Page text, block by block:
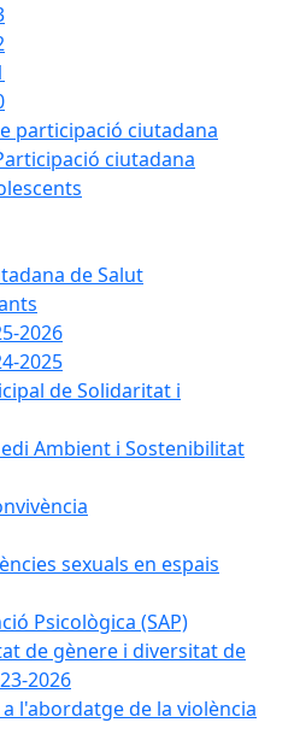
participació ciutadana
ciutadana
de Salut
2026
2025
de Solidaritat i
Ambient i Sostenibilitat
sexuals en espais
Psicològica (SAP)
de gènere i diversitat de
2026
l'abordatge de la violència